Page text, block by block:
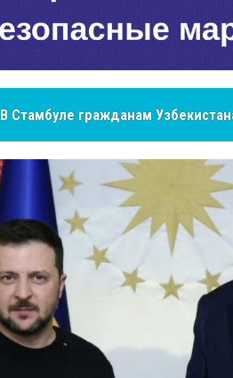
NCS Jeans: турецкий бренд,